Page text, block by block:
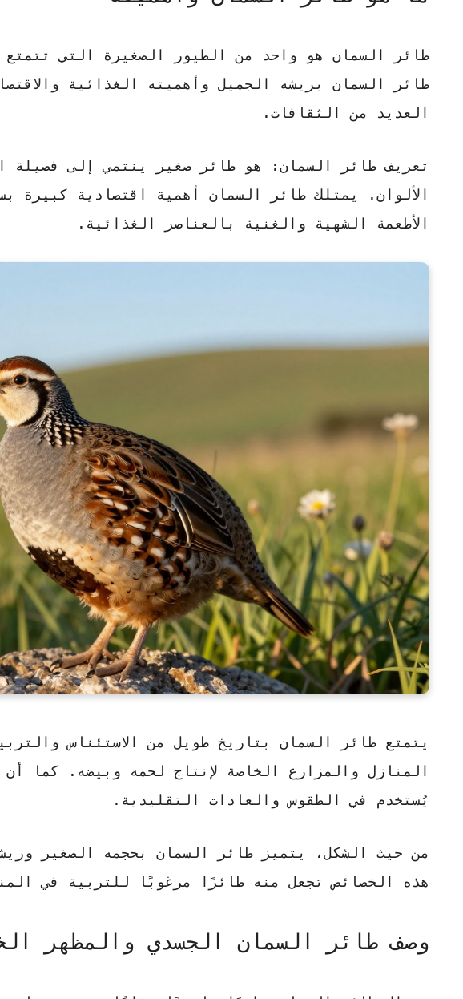
طائر السمان هو واحد من الطيور الصغيرة التي تتمتع
طائر السمان بريشه الجميل وأهميته الغذائية
العديد من الثقافات.
تعريف طائر السمان: هو طائر صغير ينتمي إلى فصيلة
الألوان. يمتلك طائر السمان أهمية اقتصادية كبيرة
الأطعمة الشهية والغنية بالعناصر الغذائية.
يتمتع طائر السمان بتاريخ طويل من الاستئناس
المنازل والمزارع الخاصة لإنتاج لحمه وبيضه. كما
يُستخدم في الطقوس والعادات التقليدية.
من حيث الشكل، يتميز طائر السمان بحجمه الصغير
هذه الخصائص تجعل منه طائرًا مرغوبًا للتربية في
وصف طائر السمان الجسدي والمظهر